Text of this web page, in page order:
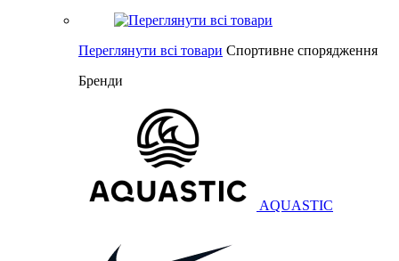
Переглянути всі товари Спортивне спорядження
Бренди
AQUASTIC